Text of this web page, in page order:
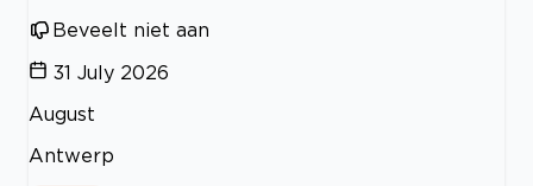
Beveelt niet aan
31 July 2026
August
Antwerp